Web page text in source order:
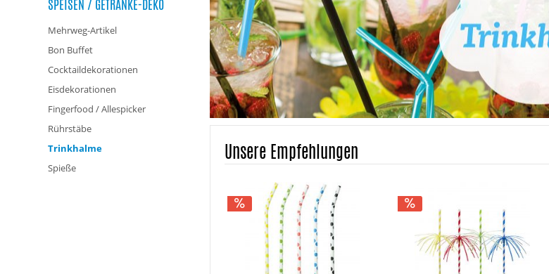
SPEISEN / GETRÄNKE-DEKO
Mehrweg-Artikel
Bon Buffet
Cocktaildekorationen
Eisdekorationen
Fingerfood / Allespicker
Rührstäbe
Trinkhalme
Spieße
Unsere Empfehlungen